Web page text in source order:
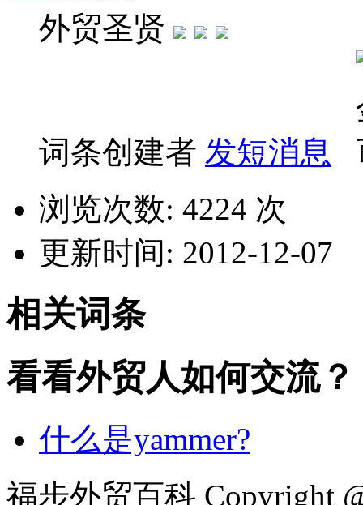
外贸圣贤
词条创建者 发短消息
浏览次数: 4224 次
更新时间: 2012-12-07
相关词条
看看外贸人如何交流？
什么是yammer?
福步外贸百科 Copyright